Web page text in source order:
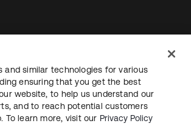
く
開く
リシーサイト利用規約セキュリティ
and similar technologies for various
ensuring that you get the best
website, to help us understand our
and to reach potential customers
To learn more, visit our Privacy Policy